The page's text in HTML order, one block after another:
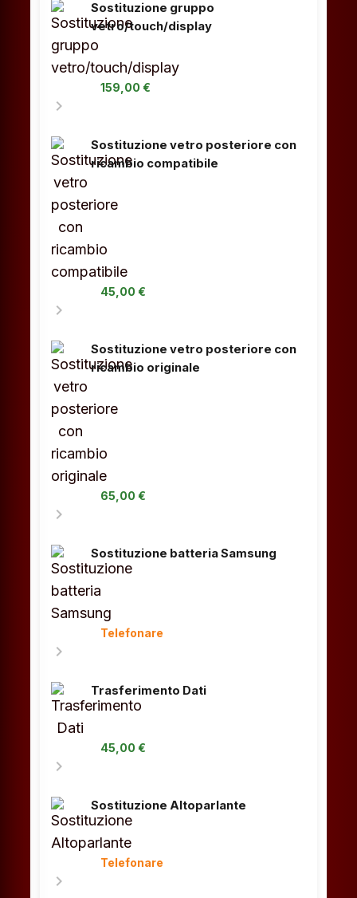
Sostituzione gruppo
vetro/touch/display
159,00 €
chevron_right
Sostituzione vetro posteriore con
ricambio compatibile
45,00 €
chevron_right
Sostituzione vetro posteriore con
ricambio originale
65,00 €
chevron_right
Sostituzione batteria Samsung
Telefonare
chevron_right
Trasferimento Dati
45,00 €
chevron_right
Sostituzione Altoparlante
Telefonare
chevron_right